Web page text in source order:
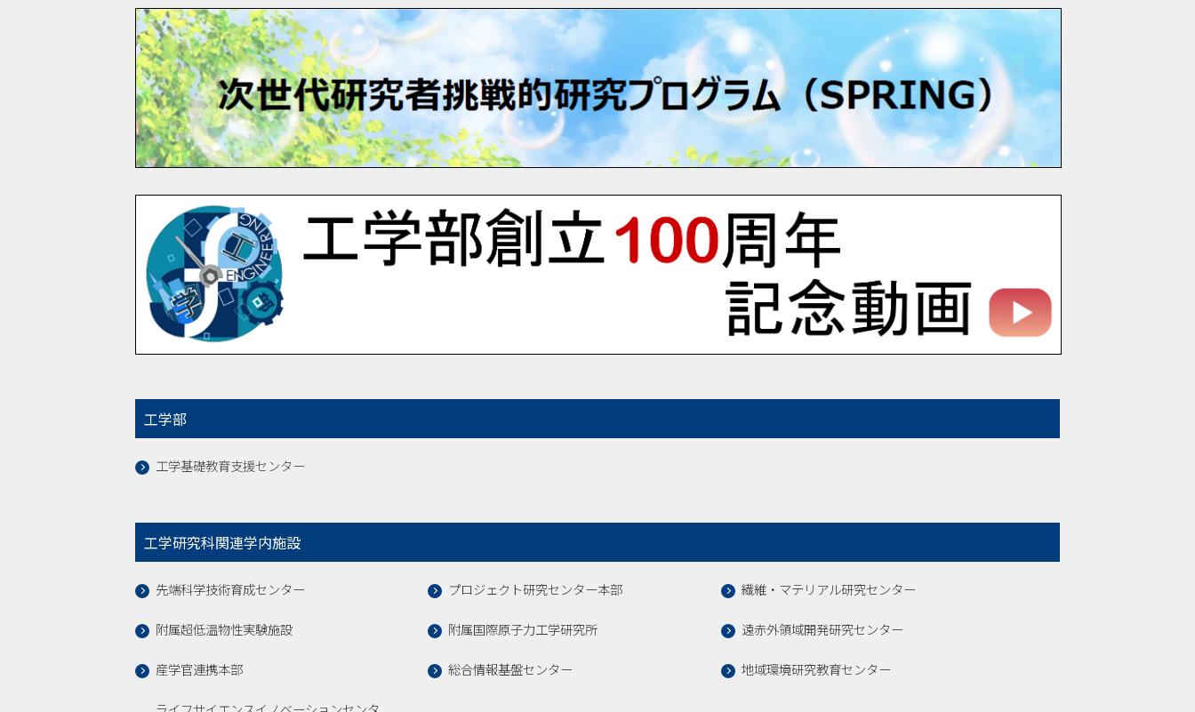
工学部
工学基礎教育支援センター
工学研究科関連学内施設
先端科学技術育成センター プロジェクト研究センター本部 繊維・マテリアル研究センター
附属超低温物性実験施設 附属国際原子力工学研究所 遠赤外領域開発研究センター
産学官連携本部 総合情報基盤センター 地域環境研究教育センター